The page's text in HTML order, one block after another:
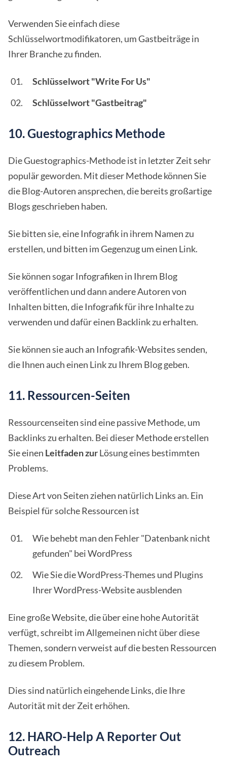
Verwenden Sie einfach diese
Schlüsselwortmodifikatoren, um Gastbeiträge in
Ihrer Branche zu finden.
Schlüsselwort "Write For Us"
Schlüsselwort "Gastbeitrag"
10. Guestographics Methode
Die Guestographics-Methode ist in letzter Zeit sehr
populär geworden. Mit dieser Methode können Sie
die Blog-Autoren ansprechen, die bereits großartige
Blogs geschrieben haben.
Sie bitten sie, eine Infografik in ihrem Namen zu
erstellen, und bitten im Gegenzug um einen Link.
Sie können sogar Infografiken in Ihrem Blog
veröffentlichen und dann andere Autoren von
Inhalten bitten, die Infografik für ihre Inhalte zu
verwenden und dafür einen Backlink zu erhalten.
Sie können sie auch an Infografik-Websites senden,
die Ihnen auch einen Link zu Ihrem Blog geben.
11. Ressourcen-Seiten
Ressourcenseiten sind eine passive Methode, um
Backlinks zu erhalten. Bei dieser Methode erstellen
Sie einen Leitfaden zurLösung eines bestimmten
Problems.
Diese Art von Seiten ziehen natürlich Links an. Ein
Beispiel für solche Ressourcen ist
Wie behebt man den Fehler "Datenbank nicht
gefunden" bei WordPress
Wie Sie die WordPress-Themes und Plugins
Ihrer WordPress-Website ausblenden
Eine große Website, die über eine hohe Autorität
verfügt, schreibt im Allgemeinen nicht über diese
Themen, sondern verweist auf die besten Ressourcen
zu diesem Problem.
Dies sind natürlich eingehende Links, die Ihre
Autorität mit der Zeit erhöhen.
12. HARO-Help A Reporter Out
Outreach